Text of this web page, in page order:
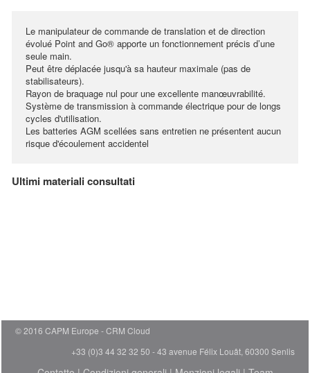
Le manipulateur de commande de translation et de direction
évolué Point and Go® apporte un fonctionnement précis d’une
seule main.
Peut être déplacée jusqu'à sa hauteur maximale (pas de
stabilisateurs).
Rayon de braquage nul pour une excellente manœuvrabilité.
Système de transmission à commande électrique pour de longs
cycles d'utilisation.
Les batteries AGM scellées sans entretien ne présentent aucun
risque d'écoulement accidentel
Ultimi materiali consultati
© 2016 CAPM Europe
CRM Cloud
+33 (0)3 44 32 32 50 - 43 avenue Félix Louât, 60300 Senlis